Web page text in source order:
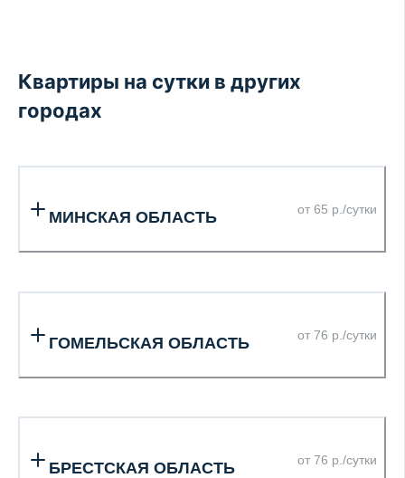
Квартиры на сутки в других
городах
МИНСКАЯ ОБЛАСТЬ от 65 р./сутки
ГОМЕЛЬСКАЯ ОБЛАСТЬ от 76 р./сутки
БРЕСТСКАЯ ОБЛАСТЬ от 76 р./сутки